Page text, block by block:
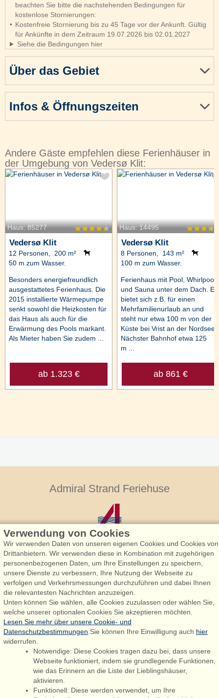
Über das Gebiet
Infos & Öffnungszeiten
beachten Sie bitte die nachstehenden Bedingungen für
kostenlose Stornierungen:
Kostenfreie Stornierung bis zu 45 Tage vor der Ankunft. Gültig
für Ankünfte in dem Zeitraum 19.07.2026 bis 02.01.2027
Siehe die Bedingungen hier
Andere Gäste empfehlen diese Ferienhäuser in
der Umgebung von Vedersø Klit:
Haus: 85277
Vedersø Klit
12 Personen, 200 m²
50 m zum Wasser.
Besonders energiefreundlich
ausgestattetes Ferienhaus. Die
2015 installierte Wärmepumpe
senkt sowohl die Heizkosten für
das Haus als auch für die
Erwärmung des Pools markant.
Als Mieter haben Sie zudem ...
ab 1.323 €
Haus: 14495
Vedersø Klit
8 Personen, 143 m²
100 m zum Wasser.
Ferienhaus mit Pool, Whirlpool
und Sauna unter dem Dach. Es
bietet sich z.B. für einen
Mehrfamilienurlaub an und
steht nur etwa 100 m von der
Küste bei Vrist an der Nordsee.
Nächster Bahnhof etwa 125
m ...
ab 861 €
Admiral Strand Feriehuse
Admiral Strand Feriehuse, Lønne
Houstrupvej 170, Lønne
6830 Nørre Nebel
booking@admiralstrand.com
+45 70 60 87 78
Følg os på: Facebook
Verwendung von Cookies
Wir verwenden Daten von unseren eigenen Cookies und Cookies von
Drittanbietern. Wir verwenden diese in Kombination mit zugehörigen
personenbezogenen Daten, um Ihre Einstellungen zu speichern,
unsere Dienste zu verbessern, Ihre Nutzung der Webseite zu
verfolgen und Verkehrsmessungen durchzuführen und dabei Ihnen
die relevantesten Nachrichten anzuzeigen.
Unten können Sie wählen, alle Cookies zuzulassen oder wählen Sie,
welche unserer optionalen Cookies Sie akzeptieren möchten.
Lesen Sie mehr über unsere Cookie- und
Datenschutzbestimmungen .Sie können Ihre Einwilligung auch hier
widerrufen.
Notwendige: Diese Cookies tragen dazu bei, dass unsere
Webseite funktioniert, indem sie grundlegende Funktionen,
wie das Erinnern an die Liste der Lieblingshäuser,
aktivieren.
Funktionell: Diese werden verwendet, um Ihre